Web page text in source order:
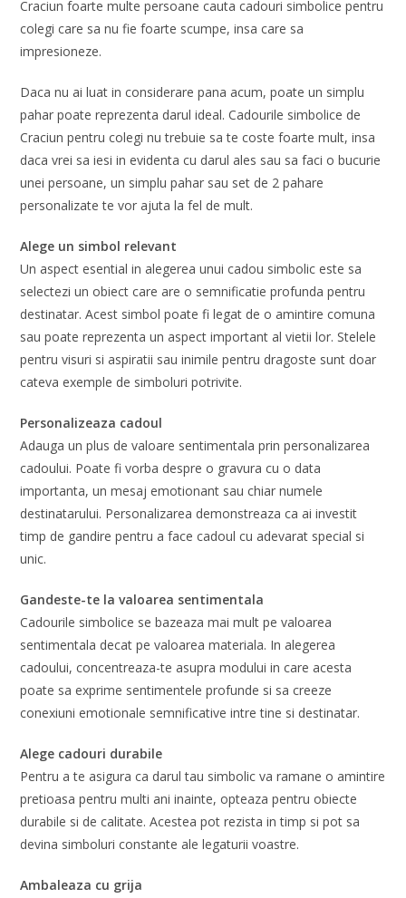
Craciun foarte multe persoane cauta cadouri simbolice pentru
colegi care sa nu fie foarte scumpe, insa care sa
impresioneze.
Daca nu ai luat in considerare pana acum, poate un simplu
pahar poate reprezenta darul ideal. Cadourile simbolice de
Craciun pentru colegi nu trebuie sa te coste foarte mult, insa
daca vrei sa iesi in evidenta cu darul ales sau sa faci o bucurie
unei persoane, un simplu pahar sau set de 2 pahare
personalizate te vor ajuta la fel de mult.
Alege un simbol relevant
Un aspect esential in alegerea unui cadou simbolic este sa
selectezi un obiect care are o semnificatie profunda pentru
destinatar. Acest simbol poate fi legat de o amintire comuna
sau poate reprezenta un aspect important al vietii lor. Stelele
pentru visuri si aspiratii sau inimile pentru dragoste sunt doar
cateva exemple de simboluri potrivite.
Personalizeaza cadoul
Adauga un plus de valoare sentimentala prin personalizarea
cadoului. Poate fi vorba despre o gravura cu o data
importanta, un mesaj emotionant sau chiar numele
destinatarului. Personalizarea demonstreaza ca ai investit
timp de gandire pentru a face cadoul cu adevarat special si
unic.
Gandeste-te la valoarea sentimentala
Cadourile simbolice se bazeaza mai mult pe valoarea
sentimentala decat pe valoarea materiala. In alegerea
cadoului, concentreaza-te asupra modului in care acesta
poate sa exprime sentimentele profunde si sa creeze
conexiuni emotionale semnificative intre tine si destinatar.
Alege cadouri durabile
Pentru a te asigura ca darul tau simbolic va ramane o amintire
pretioasa pentru multi ani inainte, opteaza pentru obiecte
durabile si de calitate. Acestea pot rezista in timp si pot sa
devina simboluri constante ale legaturii voastre.
Ambaleaza cu grija